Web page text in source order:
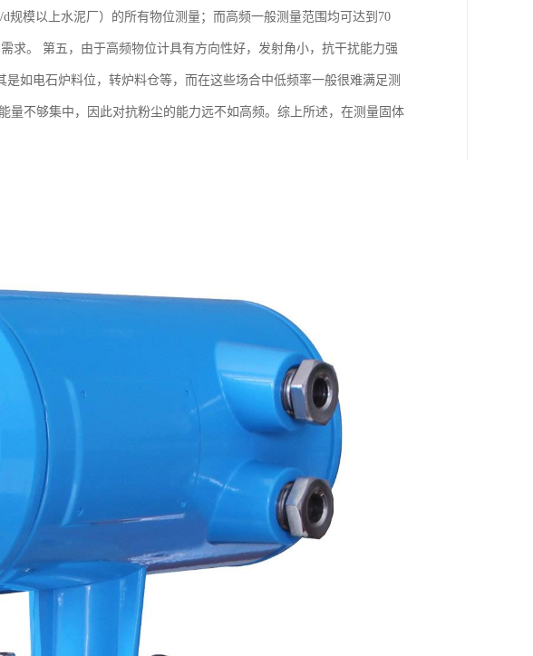
规模以上水泥厂）的所有物位测量；而高频一般测量范围均可达到70
求。 第五，由于高频物位计具有方向性好，发射角小，抗干扰能力强
如电石炉料位，转炉料仓等，而在这些场合中低频率一般很难满足测
量不够集中，因此对抗粉尘的能力远不如高频。综上所述，在测量固体